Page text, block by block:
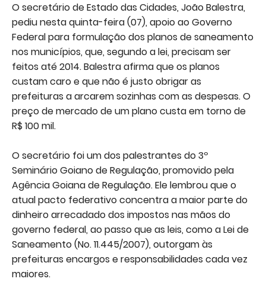
O secretário de Estado das Cidades, João Balestra,
pediu nesta quinta-feira (07), apoio ao Governo
Federal para formulação dos planos de saneamento
nos municípios, que, segundo a lei, precisam ser
feitos até 2014. Balestra afirma que os planos
custam caro e que não é justo obrigar as
prefeituras a arcarem sozinhas com as despesas. O
preço de mercado de um plano custa em torno de
R$ 100 mil.
O secretário foi um dos palestrantes do 3º
Seminário Goiano de Regulação, promovido pela
Agência Goiana de Regulação. Ele lembrou que o
atual pacto federativo concentra a maior parte do
dinheiro arrecadado dos impostos nas mãos do
governo federal, ao passo que as leis, como a Lei de
Saneamento (No. 11.445/2007), outorgam às
prefeituras encargos e responsabilidades cada vez
maiores.